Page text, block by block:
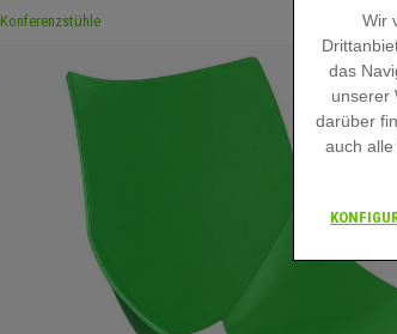
Konferenzstühle
Wir
das
unserer
darüber
auch